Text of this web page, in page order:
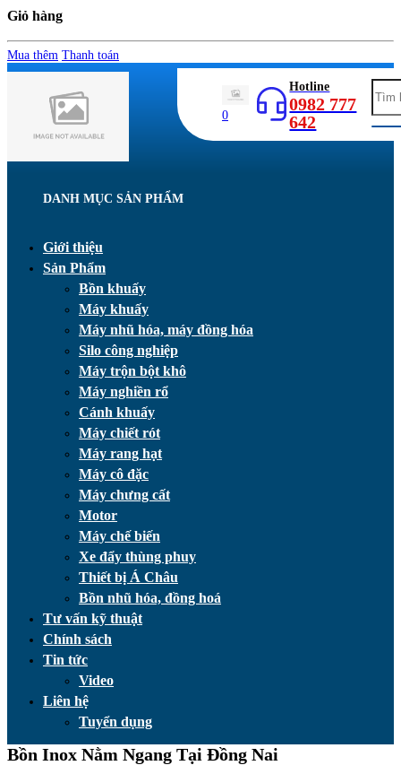
Giỏ hàng
Mua thêm Thanh toán
0
Hotline
0982 777
642
DANH MỤC SẢN PHẨM
Giới thiệu
Sản Phẩm
Bồn khuấy
Máy khuấy
Máy nhũ hóa, máy đồng hóa
Silo công nghiệp
Máy trộn bột khô
Máy nghiền rổ
Cánh khuấy
Máy chiết rót
Máy rang hạt
Máy cô đặc
Máy chưng cất
Motor
Máy chế biến
Xe đẩy thùng phuy
Thiết bị Á Châu
Bồn nhũ hóa, đồng hoá
Tư vấn kỹ thuật
Chính sách
Tin tức
Video
Liên hệ
Tuyển dụng
Bồn Inox Nằm Ngang Tại Đồng Nai